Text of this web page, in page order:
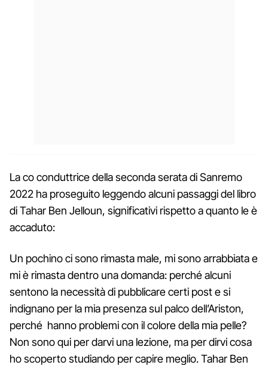
La co conduttrice della seconda serata di Sanremo
2022 ha proseguito leggendo alcuni passaggi del libro
di Tahar Ben Jelloun, significativi rispetto a quanto le è
accaduto:
Un pochino ci sono rimasta male, mi sono arrabbiata e
mi è rimasta dentro una domanda: perché alcuni
sentono la necessità di pubblicare certi post e si
indignano per la mia presenza sul palco dell’Ariston,
perché hanno problemi con il colore della mia pelle?
Non sono qui per darvi una lezione, ma per dirvi cosa
ho scoperto studiando per capire meglio. Tahar Ben